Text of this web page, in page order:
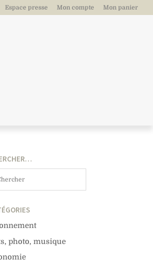
Espace presse Mon compte Mon panier
photo, musique